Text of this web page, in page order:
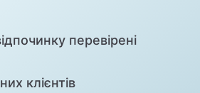
перевірені
клієнтів